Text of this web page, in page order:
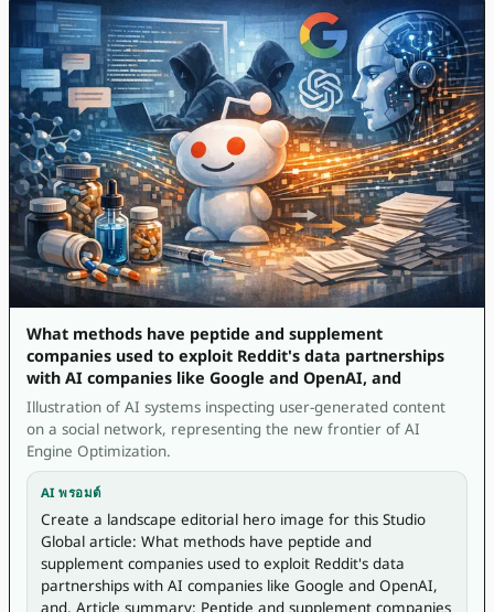
What methods have peptide and supplement
companies used to exploit Reddit's data partnerships
with AI companies like Google and OpenAI, and
Illustration of AI systems inspecting user-generated content
on a social network, representing the new frontier of AI
Engine Optimization.
AI พรอมต์
Create a landscape editorial hero image for this Studio
Global article: What methods have peptide and
supplement companies used to exploit Reddit's data
partnerships with AI companies like Google and OpenAI,
and. Article summary: Peptide and supplement companies